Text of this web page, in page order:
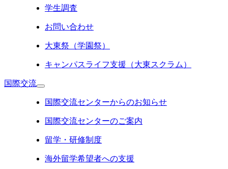
学生調査
お問い合わせ
大東祭（学園祭）
キャンパスライフ支援（大東スクラム）
国際交流
国際交流センターからのお知らせ
国際交流センターのご案内
留学・研修制度
海外留学希望者への支援